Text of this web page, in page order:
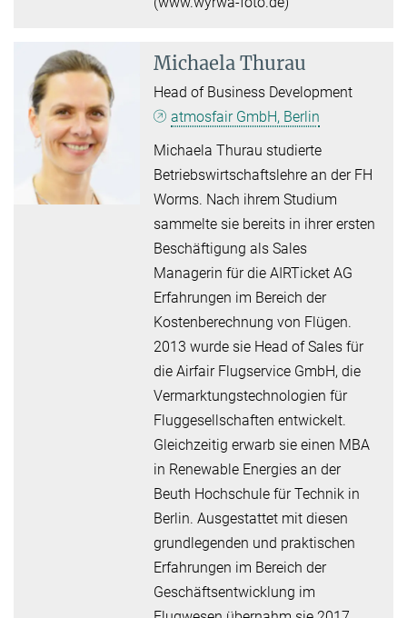
Michaela Thurau
Head of Business Development
atmosfair GmbH, Berlin
Michaela Thurau studierte
Betriebswirtschaftslehre an der FH
Worms. Nach ihrem Studium
sammelte sie bereits in ihrer ersten
Beschäftigung als Sales
Managerin für die AIRTicket AG
Erfahrungen im Bereich der
Kostenberechnung von Flügen.
2013 wurde sie Head of Sales für
die Airfair Flugservice GmbH, die
Vermarktungstechnologien für
Fluggesellschaften entwickelt.
Gleichzeitig erwarb sie einen MBA
in Renewable Energies an der
Beuth Hochschule für Technik in
Berlin. Ausgestattet mit diesen
grundlegenden und praktischen
Erfahrungen im Bereich der
Geschäftsentwicklung im